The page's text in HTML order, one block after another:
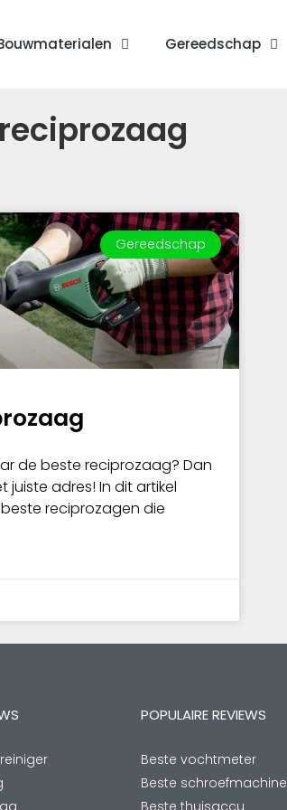
Gereedschap
Gereedschap
de beste reciprozaag? Dan
juiste adres! In dit artikel
reciprozagen die
POPULAIRE REVIEWS
Beste vochtmeter
Beste schroefmachine
Beste thuisaccu